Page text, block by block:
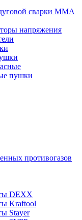
сварки MMA
напряжения
пушки
противогазов
DEXX
Kraftool
Stayer